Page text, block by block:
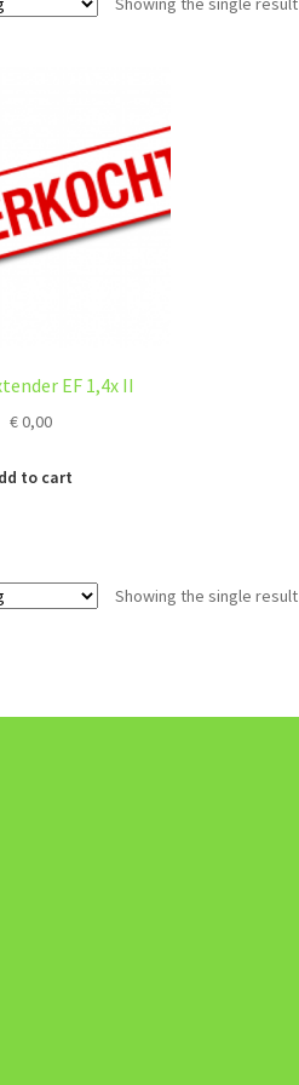
EF 1,4x II
€0,00
to cart
Showing the single result